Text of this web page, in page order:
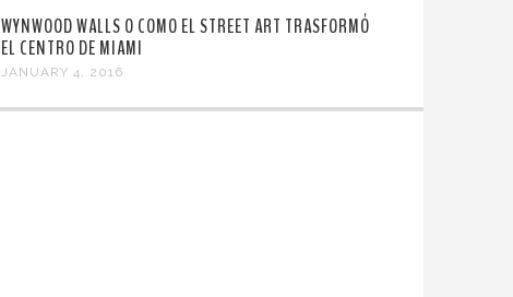
WYNWOOD WALLS O COMO EL STREET ART TRASFORMÓ
EL CENTRO DE MIAMI
JANUARY 4, 2016